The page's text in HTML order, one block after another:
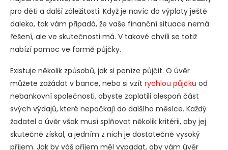
pro děti a další záležitosti. Když je navíc do výplaty ještě
daleko, tak vám připadá, že vaše finanční situace nemá
řešení, ale ve skutečnosti má. V takové chvíli se totiž
nabízí pomoc ve formě půjčky.
Existuje několik způsobů, jak si peníze půjčit. O úvěr
můžete zažádat v bance, nebo si vzít rychlou půjčku od
nebankovní společnosti, abyste zaplatili alespoň část
svých výdajů, které nepočkají do dalšího měsíce. Každý
žadatel o úvěr však musí splňovat několik kritérii, aby jej
skutečně získal, a jedním z nich je dostatečně vysoký
příjem. Jak by váš příjem měl vypadat, aby vám úvěr